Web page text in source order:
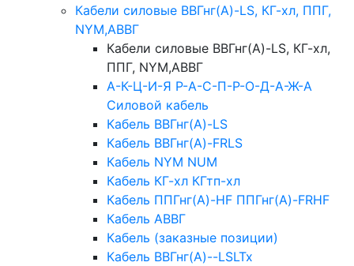
Кабели силовые ВВГнг(А)-LS, КГ-хл, ППГ,
NYM,АВВГ
Кабели силовые ВВГнг(А)-LS, КГ-хл,
ППГ, NYM,АВВГ
А-К-Ц-И-Я Р-А-С-П-Р-О-Д-А-Ж-А
Силовой кабель
Кабель ВВГнг(А)-LS
Кабель ВВГнг(А)-FRLS
Кабель NYM NUM
Кабель КГ-хл КГтп-хл
Кабель ППГнг(А)-HF ППГнг(А)-FRHF
Кабель АВВГ
Кабель (заказные позиции)
Кабель ВВГнг(А)--LSLTx